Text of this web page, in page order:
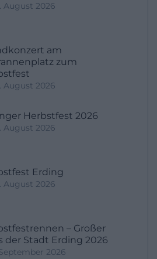
August 2026
am
zum
August 2026
Herbstfest 2026
August 2026
Erding
August 2026
– Großer
der Stadt Erding 2026
2026